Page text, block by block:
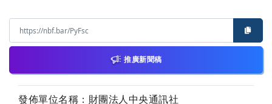
推廣新聞稿
發佈單位名稱：財團法人中央通訊社